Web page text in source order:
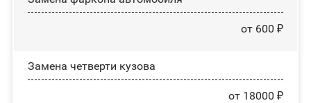
от 600 ₽
Замена четверти кузова
от 18000 ₽